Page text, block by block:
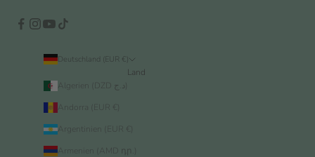
Deutschland (EUR €)
Land
Andorra (EUR €)
Argentinien (EUR €)
Armenien (AMD դր.)